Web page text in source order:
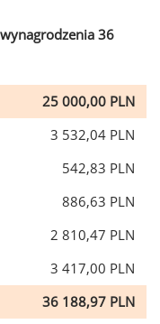
36
25 000,00 PLN
3 532,04 PLN
542,83 PLN
886,63 PLN
2 810,47 PLN
3 417,00 PLN
36 188,97 PLN